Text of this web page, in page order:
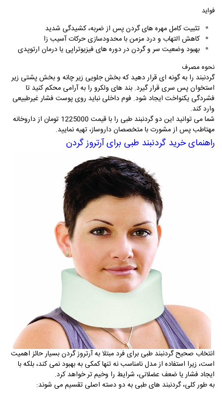
فواید
تثبیت کامل مهره‌ های گردن پس از ضربه، کشیدگی شدید
کاهش التهاب و درد مزمن با محدودسازی حرکات آسیب‌ زا
بهبود وضعیت سر و گردن در دوره‌ های فیزیوتراپی یا درمان ارتوپدی
نحوه مصرف
گردنبند را به گونه ‌ای قرار دهید که بخش جلویی زیر چانه و بخش پشتی زیر
استخوان پس ‌سری قرار گیرد. بند های ولکرو را به آرامی محکم کنید تا
فشردگی یکنواخت ایجاد شود. فوم داخلی نباید روی پوست فشار غیرطبیعی
وارد کند.
شما می توانید این دو گردنبند طبی را با قیمت 1225000 تومان از داروخانه
مهتاطب پس از مشورت با متخصصان داروساز، تهیه نمایید.
راهنمای خرید گردنبند طبی برای آرتروز گردن
انتخاب صحیح گردنبند طبی برای فرد مبتلا به آرتروز گردن بسیار حائز اهمیت
است، زیرا استفاده از مدل نامناسب نه تنها کمکی به بهبود نمی کند، بلکه با
ایجاد فشار یا ضعف عضلانی، شرایط را وخیم تر خواهد کرد.
به طور کلی، گردنبند های طبی به دو دسته اصلی تقسیم می شوند: